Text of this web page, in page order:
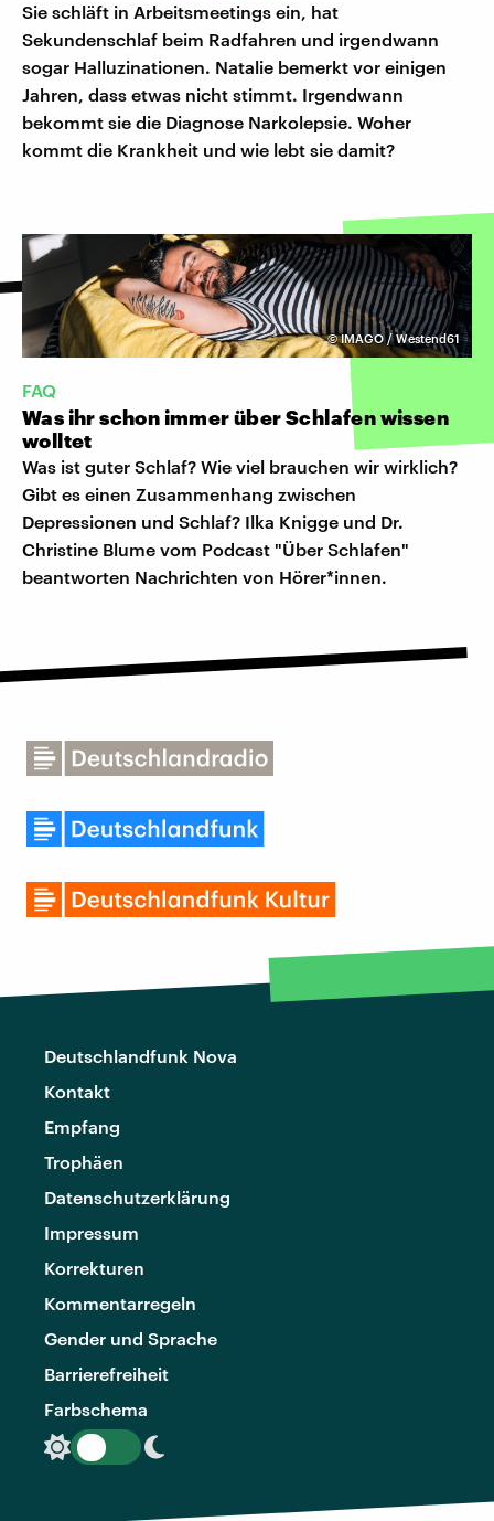
Sie schläft in Arbeitsmeetings ein, hat
Sekundenschlaf beim Radfahren und irgendwann
sogar Halluzinationen. Natalie bemerkt vor einigen
Jahren, dass etwas nicht stimmt. Irgendwann
bekommt sie die Diagnose Narkolepsie. Woher
kommt die Krankheit und wie lebt sie damit?
©IMAGO / Westend61
FAQ
Was ihr schon immer über Schlafen wissen
wolltet
Was ist guter Schlaf? Wie viel brauchen wir wirklich?
Gibt es einen Zusammenhang zwischen
Depressionen und Schlaf? Ilka Knigge und Dr.
Christine Blume vom Podcast "Über Schlafen"
beantworten Nachrichten von Hörer*innen.
Deutschlandfunk Nova
Kontakt
Empfang
Trophäen
Datenschutzerklärung
Impressum
Korrekturen
Kommentarregeln
Gender und Sprache
Barrierefreiheit
Farbschema